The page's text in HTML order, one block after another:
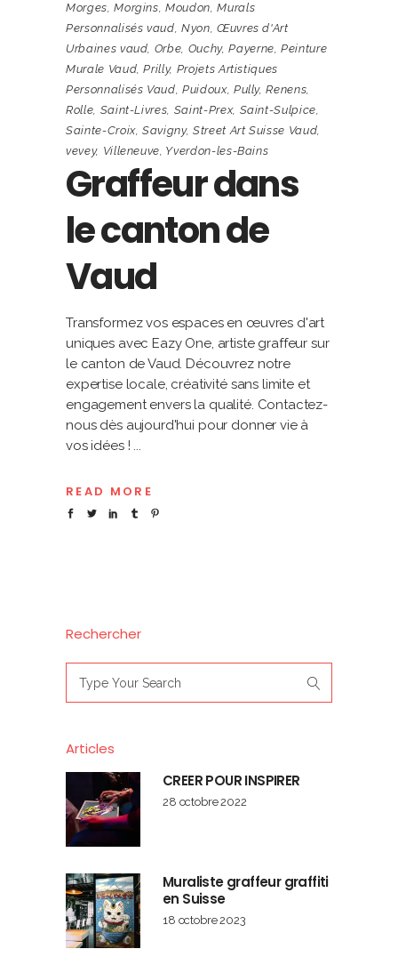
Morges,Morgins,Moudon,Murals
Personnalisés vaud,Nyon, Œuvres d'Art
Urbaines vaud, Orbe, Ouchy,Payerne,Peinture
Murale Vaud,Prilly, Projets Artistiques
Personnalisés Vaud,Puidoux, Pully,Renens,
Rolle, Saint-Livres, Saint-Prex, Saint-Sulpice,
Sainte-Croix,Savigny, Street Art Suisse Vaud,
vevey, Villeneuve, Yverdon-les-Bains
Graffeur dans
le canton de
Vaud
Transformez vos espaces en œuvres d'art
uniques avec Eazy One, artiste graffeur sur
le canton de Vaud. Découvrez notre
expertise locale, créativité sans limite et
engagement envers la qualité. Contactez-
nous dès aujourd'hui pour donner vie à
vos idées !
READ MORE
Rechercher
for:
Articles
CREER POUR INSPIRER
28 octobre 2022
Muraliste graffeur graffiti
en Suisse
18 octobre 2023